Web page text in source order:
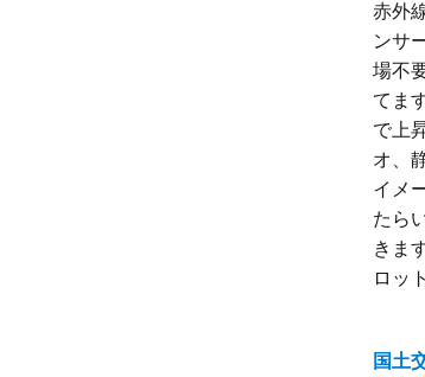
赤外
ンサ
場不
てま
で上
オ、
イメ
たら
きま
ロッ
国土